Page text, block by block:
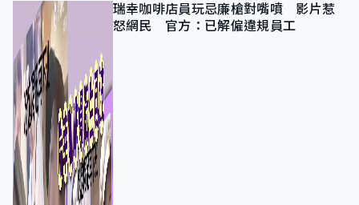
瑞幸咖啡店員玩忌廉槍對嘴噴 影片惹
怒網民 官方：已解僱違規員工